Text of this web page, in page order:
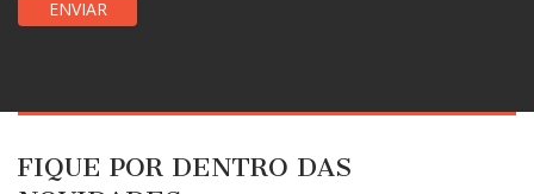
FIQUE POR DENTRO DAS